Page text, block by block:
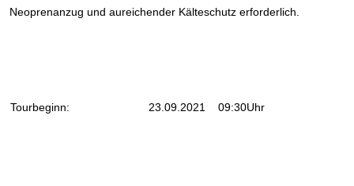
Neoprenanzug und aureichender Kälteschutz erforderlich.
Tourbeginn: 23 .09.2021 09:30Uhr